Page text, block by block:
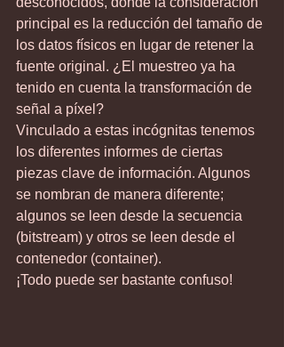
principal es la reducción del tamaño de
los datos físicos en lugar de retener la
fuente original. ¿El muestreo ya ha
tenido en cuenta la transformación de
señal a píxel?
Vinculado a estas incógnitas tenemos
los diferentes informes de ciertas
piezas clave de información. Algunos
se nombran de manera diferente;
algunos se leen desde la secuencia
(bitstream) y otros se leen desde el
contenedor (container).
¡Todo puede ser bastante confuso!